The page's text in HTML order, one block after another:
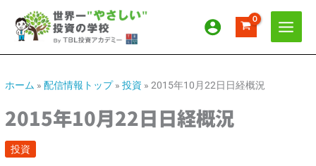
ス
ッホーム »配信情報トップ»投資 »2015年10月22日日経概況
2015年10月22日日経概況
投資
ー
ブ
テ
ー